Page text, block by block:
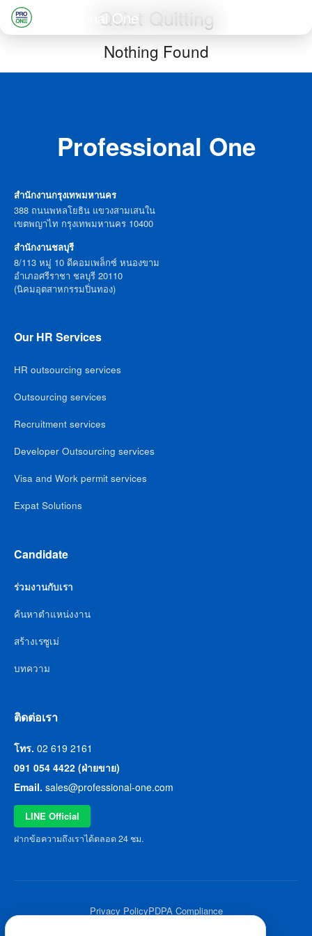
Skip
Professional OneQuiet Quitting
Nothing Found
Professional One
สำนักงานกรุงเทพมหานคร
388 ถนนพหลโยธิน แขวงสามเสนใน
เขตพญาไท กรุงเทพมหานคร 10400
สำนักงานชลบุรี
8/113 หมู่ 10 ดีคอมเพล็กซ์ หนองขาม
อำเภอศรีราชา ชลบุรี 20110
(นิคมอุตสาหกรรมปิ่นทอง)
Our HR Services
HR outsourcing services
Outsourcing services
Recruitment services
Developer Outsourcing services
Visa and Work permit services
Expat Solutions
Candidate
ร่วมงานกับเรา
ค้นหาตำแหน่งงาน
สร้างเรซูเม่
บทความ
ติดต่อเรา
โทร. 02 619 2161
091 054 4422 (ฝ่ายขาย)
Email. sales@professional-one.com
LINE Official
ฝากข้อความถึงเราได้ตลอด 24 ชม.
Privacy PolicyPDPA Compliance